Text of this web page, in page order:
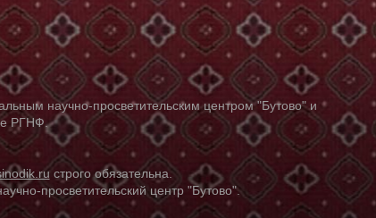
научно-просветительским центром "Бутово" и
РГНФ.
строго обязательна.
просветительский центр "Бутово".